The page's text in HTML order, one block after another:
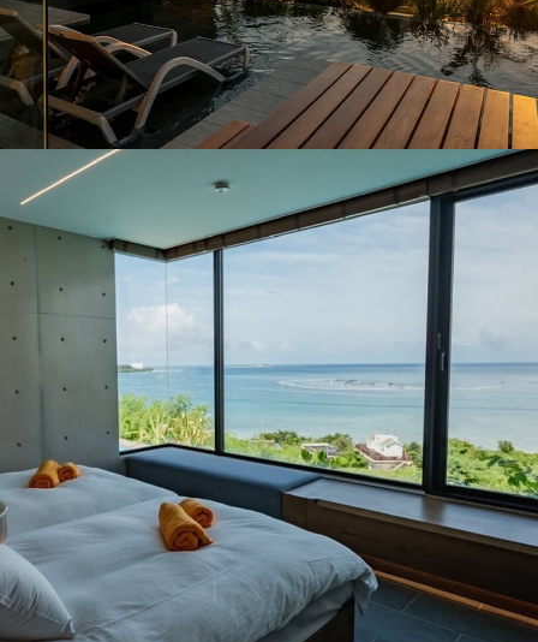
LIFESTYLE
FOLLOW US
って楽しみながら、進化するソーシャルに寄り添いたい。
何かに縛られていた時間から解き放たれつつある世代の
ライフスタイルを豊かに彩る『AdvancedTime』が発信する
情報をさらに充実し、より速やかに、活用できる
「AdvancedClub」会員組織を設けました。
「AdvancedClub」会員に登録すると、プレゼント応募情報
の一覧、プレミアムな会員限定イベント、ブランドのエクス
クルーシブアイテムの紹介など、特別なコンテンツ情報を
メールマガジンでお届け致します。更に『AdvancedTime』
のタブロイドマガジンのご案内もあり、送付手数料のみを
ご負担いただくことでお手元で『AdvancedTime』をお楽し
みいただけます。
登録は無料です。
一緒に『AdvancedTime』を楽しみましょう！
会員登録をする